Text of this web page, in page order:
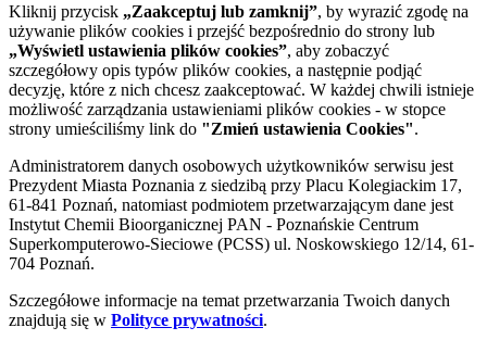
Kliknij przycisk „Zaakceptuj lub zamknij”, by wyrazić zgodę na
używanie plików cookies i przejść bezpośrednio do strony lub
„Wyświetl ustawienia plików cookies”, aby zobaczyć
szczegółowy opis typów plików cookies, a następnie podjąć
decyzję, które z nich chcesz zaakceptować. W każdej chwili istnieje
możliwość zarządzania ustawieniami plików cookies - w stopce
strony umieściliśmy link do "Zmień ustawienia Cookies".
Administratorem danych osobowych użytkowników serwisu jest
Prezydent Miasta Poznania z siedzibą przy Placu Kolegiackim 17,
61-841 Poznań, natomiast podmiotem przetwarzającym dane jest
Instytut Chemii Bioorganicznej PAN - Poznańskie Centrum
Superkomputerowo-Sieciowe (PCSS) ul. Noskowskiego 12/14, 61-
704 Poznań.
Szczegółowe informacje na temat przetwarzania Twoich danych
znajdują się w Polityce prywatności.